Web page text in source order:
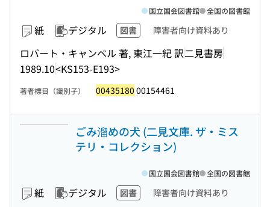
紙 デジタル 図書 障害者向け資料あり
ロバート・キャンベル 著, 東江一紀 訳二見書房
1989.10<KS153-E193>
国立国会図書館 全国の図書館
著者標目（識別子） 00435180 00154461
ごみ溜めの犬 (二見文庫. ザ・ミス
テリ・コレクション)
紙 デジタル 図書 障害者向け資料あり
国立国会図書館 全国の図書館